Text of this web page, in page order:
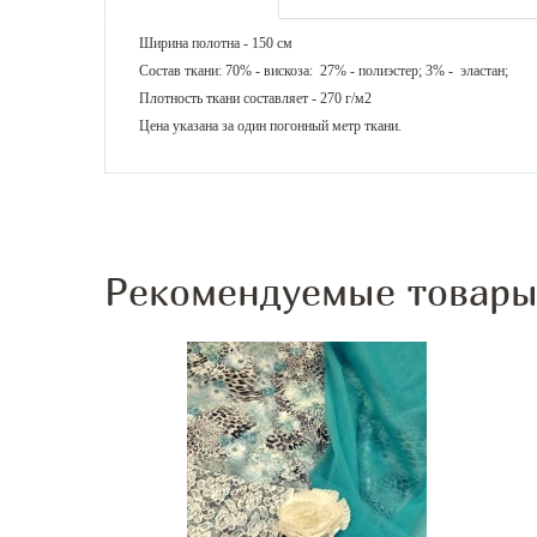
Ширина полотна - 150 см
Состав ткани: 70% - вискоза: 27% - полиэстер; 3% - эластан;
Плотность ткани составляет - 270 г/м2
Цена указана за один погонный метр ткани.
Рекомендуемые товары